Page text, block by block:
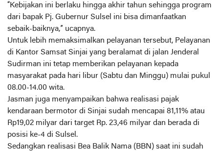
“Kebijakan ini berlaku hingga akhir tahun sehingga program
dari bapak Pj. Gubernur Sulsel ini bisa dimanfaatkan
sebaik-baiknya,” ucapnya.
Untuk lebih memaksimalkan pelayanan tersebut, Pelayanan
di Kantor Samsat Sinjai yang beralamat di jalan Jenderal
Sudirman ini tetap memberikan pelayanan kepada
masyarakat pada hari libur (Sabtu dan Minggu) mulai pukul
08.00-14.00 wita.
Jasman juga menyampaikan bahwa realisasi pajak
kendaraan bermotor di Sinjai sudah mencapai 81,11% atau
Rp19,02 milyar dari target Rp. 23,46 milyar dan berada di
posisi ke-4 di Sulsel.
Sedangkan realisasi Bea Balik Nama (BBN) saat ini sudah